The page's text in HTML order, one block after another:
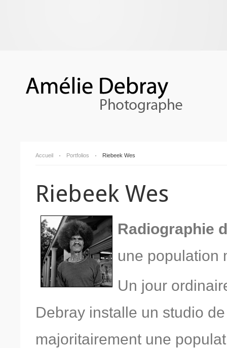
Accueil Portfolios Riebeek Wes
Riebeek Wes
Radiographie
une population
Un jour
Debray installe un studio
majoritairement une